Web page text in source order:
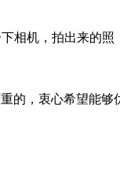
相机，拍出来的照
的，衷心希望能够